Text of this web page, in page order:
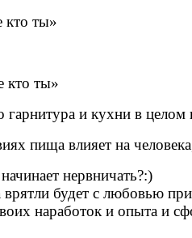
ты»
кто ты»
гарнитура и кухни в
пища влияет на
нервничать?:)
будет с любовью
наработок и опыта и